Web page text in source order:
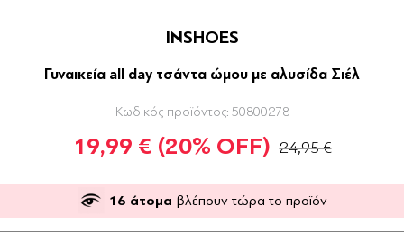
INSHOES
Γυναικεία all day τσάντα ώμου με αλυσίδα Σιέλ
Κωδικός προϊόντος: 50800278
19,99 € (20% OFF) 24,95 €
16 άτομα βλέπουν τώρα το προϊόν